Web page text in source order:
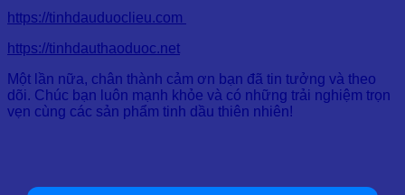
https://tinhdauduoclieu.com
https://tinhdauthaoduoc.net
Một lần nữa, chân thành cảm ơn bạn đã tin tưởng và theo
dõi. Chúc bạn luôn mạnh khỏe và có những trải nghiệm trọn
vẹn cùng các sản phẩm tinh dầu thiên nhiên!